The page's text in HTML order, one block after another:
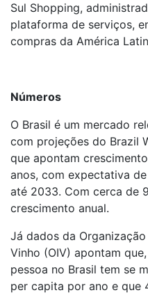
Sul Shopping,
plataforma de serviços,
compras da América
Números
O Brasil é um mercado
com projeções do Brazil
que apontam
anos, com expectativa
até 2033. Com cerca de
crescimento anual.
Já dados da
Vinho (OIV) apontam
pessoa no Brasil tem se
per capita por ano e que